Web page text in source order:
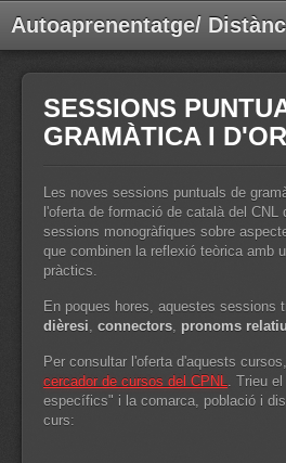
Autoaprenentatge/
SESSIONS
GRAMÀTICA I
Les noves sessions puntuals de
l'oferta de formació de català del CNL
sessions monogràfiques sobre
que combinen la reflexió teòrica amb
pràctics.
En poques hores, aquestes sessions
dièresi, connectors, pronoms
Per consultar l'oferta d'aquests
cercador de cursos del CPNL. Trieu
específics" i la comarca, població i
curs: